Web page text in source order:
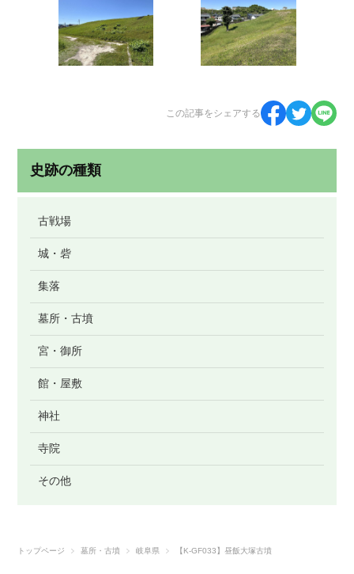
この記事をシェアする
史跡の種類
古戦場
城・砦
集落
墓所・古墳
宮・御所
館・屋敷
神社
寺院
その他
トップページ 墓所・古墳 岐阜県 【K-GF033】昼飯大塚古墳